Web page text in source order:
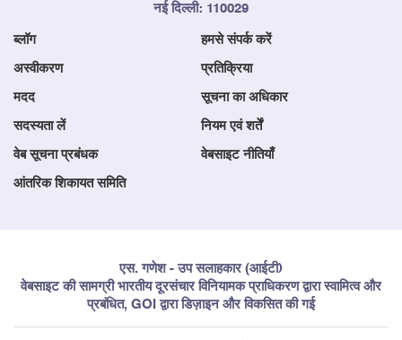
नई दिल्ली: 110029
ब्लॉग हमसे संपर्क करें
अस्वीकरण प्रतिक्रिया
मदद सूचना का अधिकार
सदस्यता लें नियम एवं शर्तें
वेब सूचना प्रबंधक वेबसाइट नीतियाँ
आंतरिक शिकायत समिति
एस. गणेश - उप सलाहकार (आईटी)
वेबसाइट की सामग्री भारतीय दूरसंचार विनियामक प्राधिकरण द्वारा स्वामित्व और
प्रबंधित, GOI द्वारा डिज़ाइन और विकसित की गई